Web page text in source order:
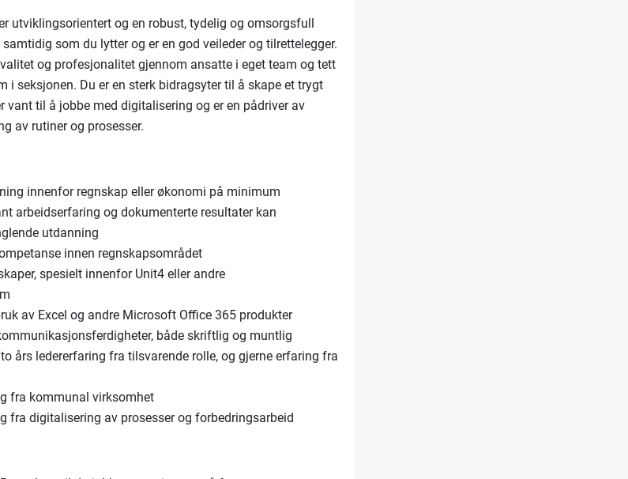
utviklingsorientert og en robust, tydelig og omsorgsfull
samtidig som du lytter og er en god veileder og tilrettelegger.
og profesjonalitet gjennom ansatte i eget team og tett
i seksjonen. Du er en sterk bidragsyter til å skape et trygt
vant til å jobbe med digitalisering og er en pådriver av
av rutiner og prosesser.
innenfor regnskap eller økonomi på minimum
arbeidserfaring og dokumenterte resultater kan
utdanning
innen regnskapsområdet
spesielt innenfor Unit4 eller andre
av Excel og andre Microsoft Office 365 produkter
både skriftlig og muntlig
års ledererfaring fra tilsvarende rolle, og gjerne erfaring fra
fra kommunal virksomhet
fra digitalisering av prosesser og forbedringsarbeid